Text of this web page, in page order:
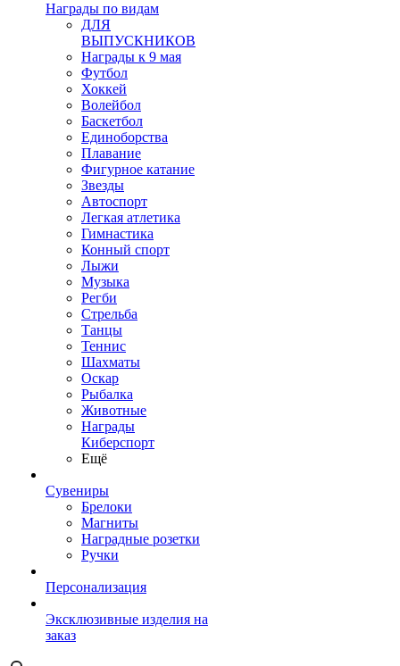
Награды по видам
ДЛЯ
ВЫПУСКНИКОВ
Награды к 9 мая
Футбол
Хоккей
Волейбол
Баскетбол
Единоборства
Плавание
Фигурное катание
Звезды
Автоспорт
Легкая атлетика
Гимнастика
Конный спорт
Лыжи
Музыка
Регби
Стрельба
Танцы
Теннис
Шахматы
Оскар
Рыбалка
Животные
Награды
Киберспорт
Ещё
Сувениры
Брелоки
Магниты
Наградные розетки
Ручки
Персонализация
Эксклюзивные изделия на
заказ